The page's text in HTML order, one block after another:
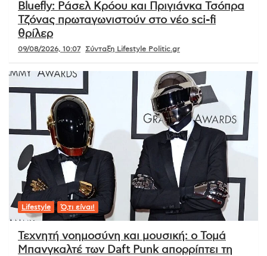
Bluefly: Ράσελ Κρόου και Πριγιάνκα Τσόπρα
Τζόνας πρωταγωνιστούν στο νέο sci-fi
θρίλερ
09/08/2026, 10:07 Σύνταξη Lifestyle Politic.gr
Lifestyle Ό,τι είναι!
Τεχνητή νοημοσύνη και μουσική: ο Τομά
Μπανγκαλτέ των Daft Punk απορρίπτει τη